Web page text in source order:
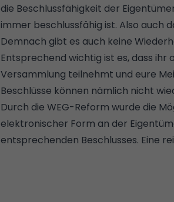
die Beschlussfähigkeit der
immer beschlussfähig ist. Also auch
Demnach gibt es auch keine
Entsprechend wichtig ist es, dass
Versammlung teilnehmt und eure
Beschlüsse können nämlich nicht
Durch die WEG-Reform wurde die
elektronischer Form an der
entsprechenden Beschlusses. Eine